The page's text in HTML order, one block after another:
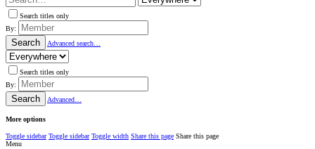
Search titles only
By:
Search Advanced search…
Search titles only
By:
Search Advanced…
More options
Toggle sidebar Toggle sidebar Toggle width Share this page Share this page
Menu